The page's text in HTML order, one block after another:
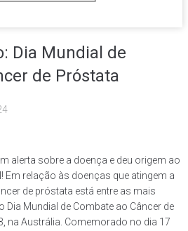
Dia Mundial de
de Próstata
alerta sobre a doença e deu origem ao
relação às doenças que atingem a
de próstata está entre as mais
Mundial de Combate ao Câncer de
na Austrália. Comemorado no dia 17